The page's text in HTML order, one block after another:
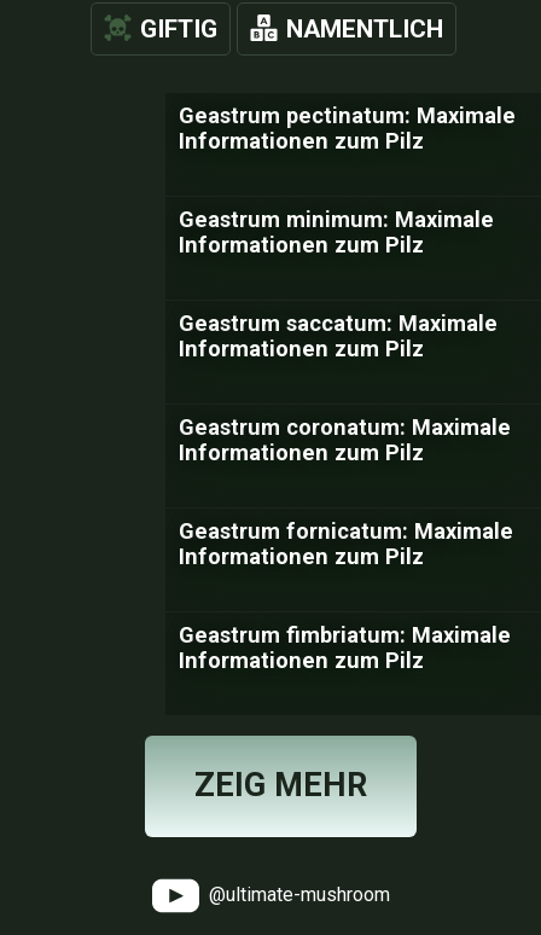
GIFTIG NAMENTLICH
Geastrum pectinatum: Maximale
Informationen zum Pilz
Geastrum minimum: Maximale
Informationen zum Pilz
Geastrum saccatum: Maximale
Informationen zum Pilz
Geastrum coronatum: Maximale
Informationen zum Pilz
Geastrum fornicatum: Maximale
Informationen zum Pilz
Geastrum fimbriatum: Maximale
Informationen zum Pilz
ZEIG MEHR
@ultimate-mushroom